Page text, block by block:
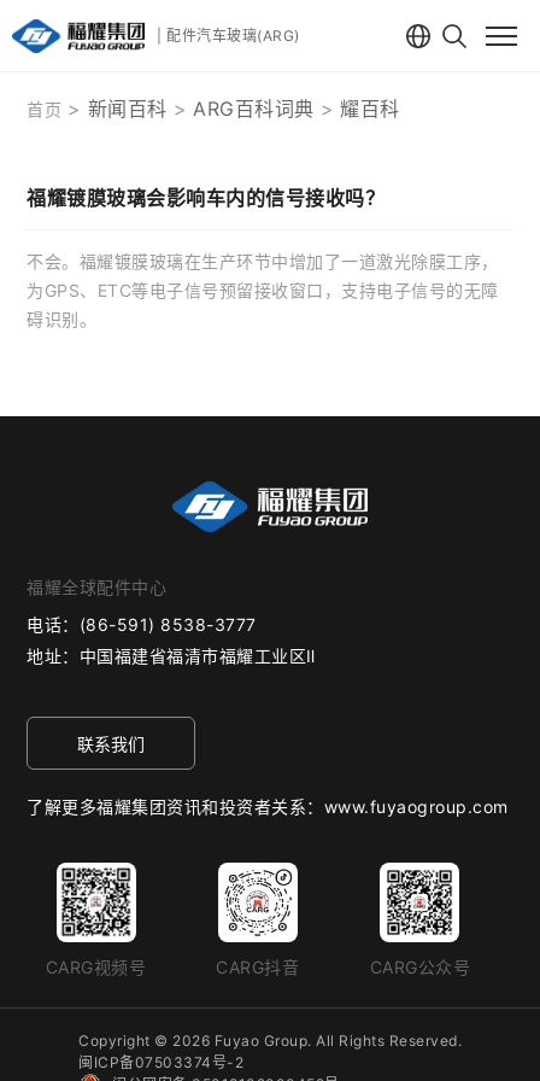
| 配件汽车玻璃(ARG)
首页 新闻百科 ARG百科词典 耀百科
福耀镀膜玻璃会影响车内的信号接收吗？
不会。福耀镀膜玻璃在生产环节中增加了一道激光除膜工序，
为GPS、ETC等电子信号预留接收窗口，支持电子信号的无障
碍识别。
福耀全球配件中心
电话： (86-591) 8538-3777
地址： 中国福建省福清市福耀工业区Ⅱ
联系我们
了解更多福耀集团资讯和投资者关系：www.fuyaogroup.com
CARG视频号 CARG抖音 CARG公众号
Copyright © 2026 Fuyao Group. All Rights Reserved.
闽ICP备07503374号-2